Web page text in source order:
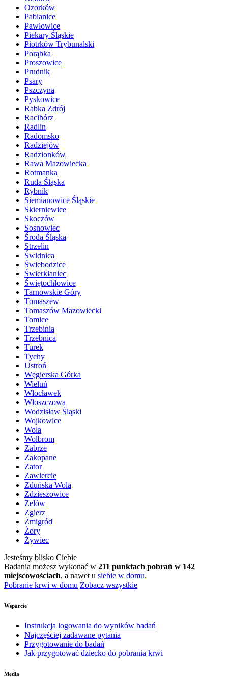
Ozorków
Pabianice
Pawłowice
Piekary Śląskie
Piotrków Trybunalski
Porąbka
Proszowice
Prudnik
Psary
Pszczyna
Pyskowice
Rabka Zdrój
Racibórz
Radlin
Radomsko
Radziejów
Radzionków
Rawa Mazowiecka
Rotmanka
Ruda Śląska
Rybnik
Siemianowice Śląskie
Skierniewice
Skoczów
Sosnowiec
Środa Śląska
Strzelin
Świdnica
Świebodzice
Świerklaniec
Świętochłowice
Tarnowskie Góry
Tomaszew
Tomaszów Mazowiecki
Tomice
Trzebinia
Trzebnica
Turek
Tychy
Ustroń
Węgierska Górka
Wieluń
Włocławek
Włoszczowa
Wodzisław Śląski
Wojkowice
Wola
Wolbrom
Zabrze
Zakopane
Zator
Zawiercie
Zduńska Wola
Zdzieszowice
Zelów
Zgierz
Żmigród
Żory
Żywiec
Jesteśmy blisko Ciebie
Badania możesz wykonać w 211 punktach pobrań w 142
miejscowościach, a nawet u siebie w domu.
Pobranie krwi w domu Zobacz wszystkie
Wsparcie
Instrukcja logowania do wyników badań
Najczęściej zadawane pytania
Przygotowanie do badań
Jak przygotować dziecko do pobrania krwi
Media